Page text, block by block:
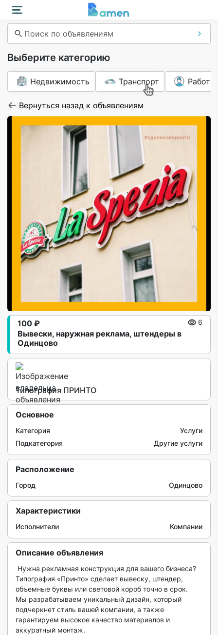
Поиск по объявлениям
Выберите категорию
Недвижимость Транспорт Работа
Вернуться назад к объявлениям
Вывески, наружная реклама, штендеры в
Одинцово
100 ₽ 6
Типография ПРИНТО
Основное
Категория
Услуги
Подкатегория
Другие услуги
Расположение
Город Одинцово
Характеристики
Исполнители Компании
Описание объявления
Типография «Принто» сделает вывеску, штендер,
объемные буквы или световой короб точно в срок.
Мы разрабатываем уникальный дизайн, который
подчеркнет стиль вашей компании, а также
гарантируем высокое качество материалов и
аккуратный монтаж.